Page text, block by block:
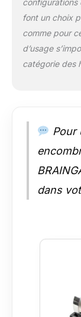
pour
étape
ou de
configurations
font un choix
comme pour
d’usage
catégorie des
Pour
dans